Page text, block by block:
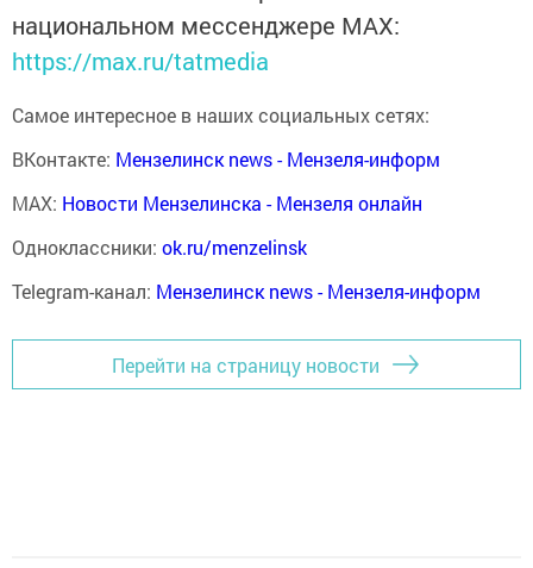
национальном мессенджере MАХ:
https://max.ru/tatmedia
Самое интересное в наших социальных сетях:
ВКонтакте: Мензелинск news - Мензеля-информ
MAX: Новости Мензелинска - Мензеля онлайн
Одноклассники: ok.ru/menzelinsk
Telegram-канал: Мензелинск news - Мензеля-информ
Перейти на страницу новости